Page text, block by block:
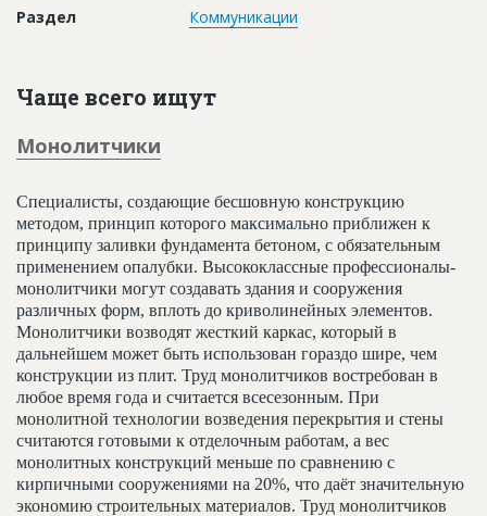
Раздел Коммуникации
Чаще всего ищут
Монолитчики
Специалисты, создающие бесшовную конструкцию
методом, принцип которого максимально приближен к
принципу заливки фундамента бетоном, с обязательным
применением опалубки. Высококлассные профессионалы-
монолитчики могут создавать здания и сооружения
различных форм, вплоть до криволинейных элементов.
Монолитчики возводят жесткий каркас, который в
дальнейшем может быть использован гораздо шире, чем
конструкции из плит. Труд монолитчиков востребован в
любое время года и считается всесезонным. При
монолитной технологии возведения перекрытия и стены
считаются готовыми к отделочным работам, а вес
монолитных конструкций меньше по сравнению с
кирпичными сооружениями на 20%, что даёт значительную
экономию строительных материалов. Труд монолитчиков